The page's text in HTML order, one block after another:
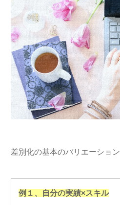
差別化の基本のバリエーション
例１、自分の実績×スキル